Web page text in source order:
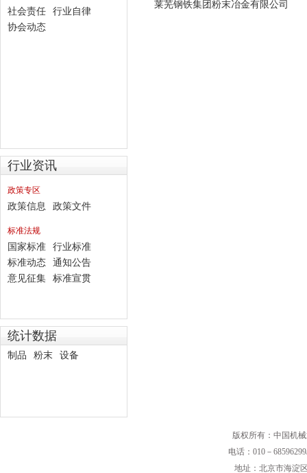
社会责任
行业自律
协会动态
行业资讯
政策专区
政策信息 政策文件
标准法规
国家标准
行业标准
标准动态
通知公告
意见征集
标准宣贯
统计数据
制品 粉末 设备
莱芜钢铁集团粉末冶金有限公司
版权所有：中国机
电话：010－
地址：北京市海淀